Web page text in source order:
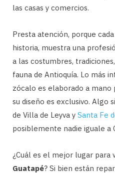
las casas y comercios.
Presta atención, porque
historia, muestra una
a las costumbres,
fauna de Antioquía. Lo más
zócalo es elaborado a
su diseño es exclusivo. Algo
de Villa de Leyva y Santa Fe
posiblemente nadie iguale a
¿Cuál es el mejor lugar para
Guatapé? Si bien están